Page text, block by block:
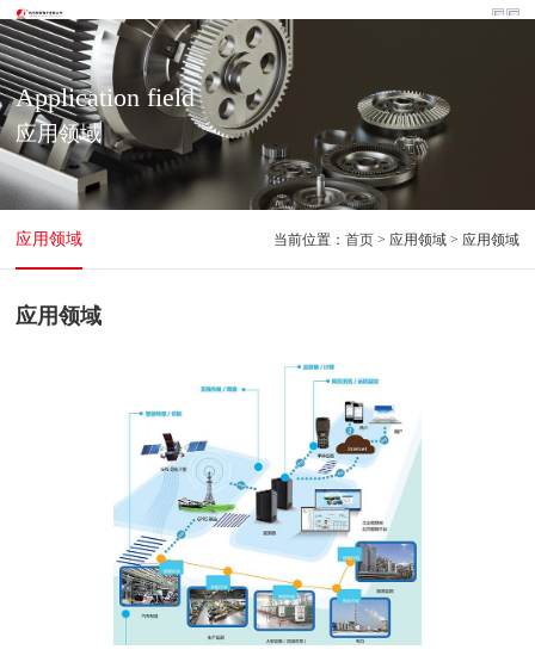
Application field
应用领域
应用领域 当前位置： 首页> 应用领域 > 应用领域
应用领域